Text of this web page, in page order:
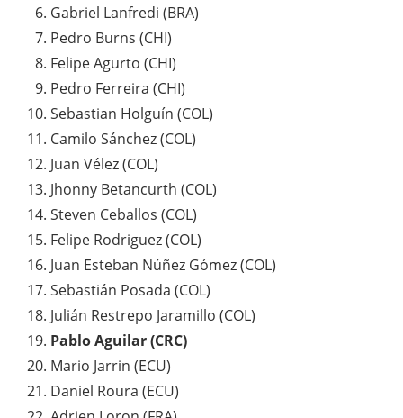
Gabriel Lanfredi (BRA)
Pedro Burns (CHI)
Felipe Agurto (CHI)
Pedro Ferreira (CHI)
Sebastian Holguín (COL)
Camilo Sánchez (COL)
Juan Vélez (COL)
Jhonny Betancurth (COL)
Steven Ceballos (COL)
Felipe Rodriguez (COL)
Juan Esteban Núñez Gómez (COL)
Sebastián Posada (COL)
Julián Restrepo Jaramillo (COL)
Pablo Aguilar (CRC)
Mario Jarrin (ECU)
Daniel Roura (ECU)